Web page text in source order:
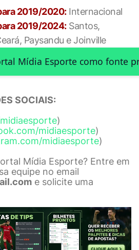
2019/2020:Internacional
2019/2024:Santos,
Paysandu e Joinville
Mídia Esporte como fonte
SOCIAIS:
)
midiaesporte)
midiaesporte)
Mídia Esporte? Entre em
equipe no email
e solicite uma